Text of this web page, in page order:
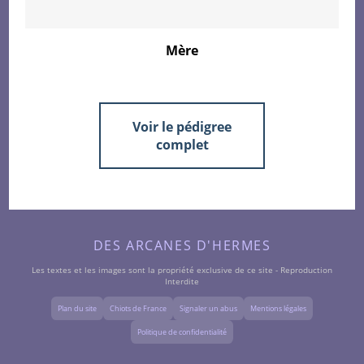
Mère
Voir le pédigree
complet
DES ARCANES D'HERMES
Les textes et les images sont la propriété exclusive de ce site - Reproduction
Interdite
Plan du site Chiots de France Signaler un abus Mentions légales
Politique de confidentialité